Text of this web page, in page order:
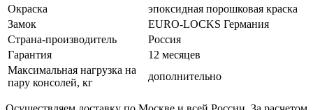
Окраска
эпоксидная порошковая краска
Замок
EURO-LOCKS Германия
Страна-производитель
Россия
Гарантия
12 месяцев
Максимальная нагрузка на
пару консолей, кг
дополнительно